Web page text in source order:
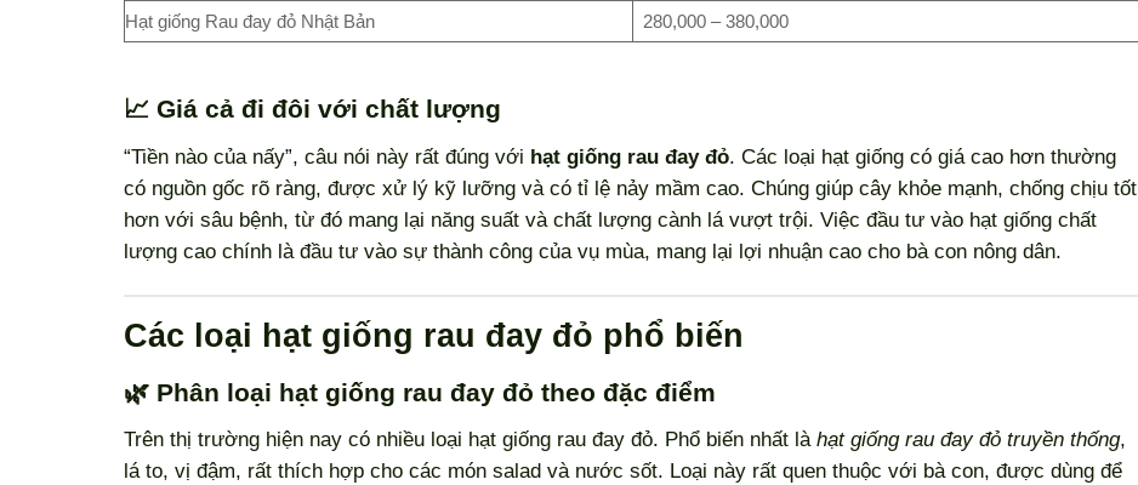
Hạt giống Rau đay đỏ Nhật Bản
280,000 – 380,000
📈 Giá cả đi đôi với chất lượng
“Tiền nào của nấy”, câu nói này rất đúng với hạt giống rau đay đỏ. Các loại hạt giống có giá cao hơn thường
có nguồn gốc rõ ràng, được xử lý kỹ lưỡng và có tỉ lệ nảy mầm cao. Chúng giúp cây khỏe mạnh, chống chịu tốt
hơn với sâu bệnh, từ đó mang lại năng suất và chất lượng cành lá vượt trội. Việc đầu tư vào hạt giống chất
lượng cao chính là đầu tư vào sự thành công của vụ mùa, mang lại lợi nhuận cao cho bà con nông dân.
Các loại hạt giống rau đay đỏ phổ biến
🌿 Phân loại hạt giống rau đay đỏ theo đặc điểm
Trên thị trường hiện nay có nhiều loại hạt giống rau đay đỏ. Phổ biến nhất là hạt giống rau đay đỏ truyền thống,
lá to, vị đậm, rất thích hợp cho các món salad và nước sốt. Loại này rất quen thuộc với bà con, được dùng để